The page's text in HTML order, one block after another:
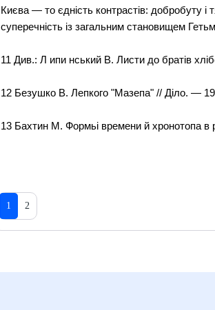
Києва — то єдність контрастів: добробуту і
суперечність із загальним становищем
11 Див.: Л ипи нський В. Листи до братів
12 Безушко В. Лепкого "Мазепа" // Діло. —
13 Бахтин М. Формьі времени й хронотопа
1 2